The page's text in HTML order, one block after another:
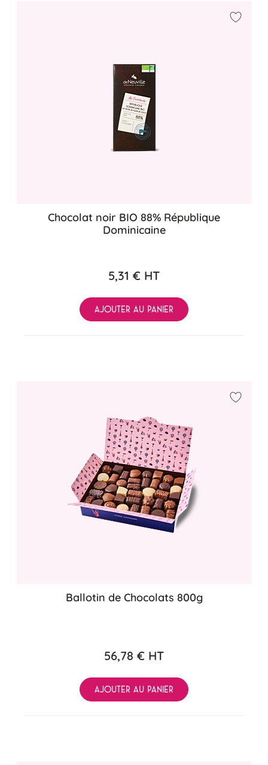
Chocolat noir BIO 88% République
Dominicaine
5,31 € HT
AJOUTER AU PANIER
Ballotin de Chocolats 800g
56,78 € HT
AJOUTER AU PANIER